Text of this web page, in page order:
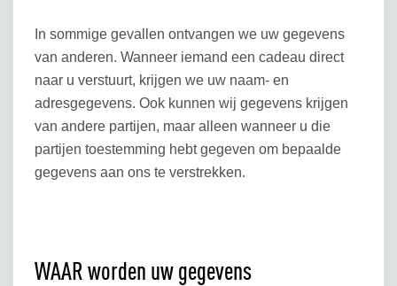
In sommige gevallen ontvangen we uw gegevens
van anderen. Wanneer iemand een cadeau direct
naar u verstuurt, krijgen we uw naam- en
adresgegevens. Ook kunnen wij gegevens krijgen
van andere partijen, maar alleen wanneer u die
partijen toestemming hebt gegeven om bepaalde
gegevens aan ons te verstrekken.
WAAR worden uw gegevens